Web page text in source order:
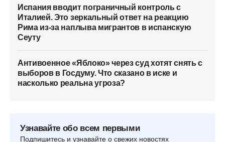
Испания вводит пограничный контроль с
Италией. Это зеркальный ответ на реакцию
Рима из-за наплыва мигрантов в испанскую
Сеуту
Антивоенное «Яблоко» через суд хотят снять с
выборов в Госдуму. Что сказано в иске и
насколько реальна угроза?
Узнавайте обо всем первыми
Подпишитесь и узнавайте о свежих новостях